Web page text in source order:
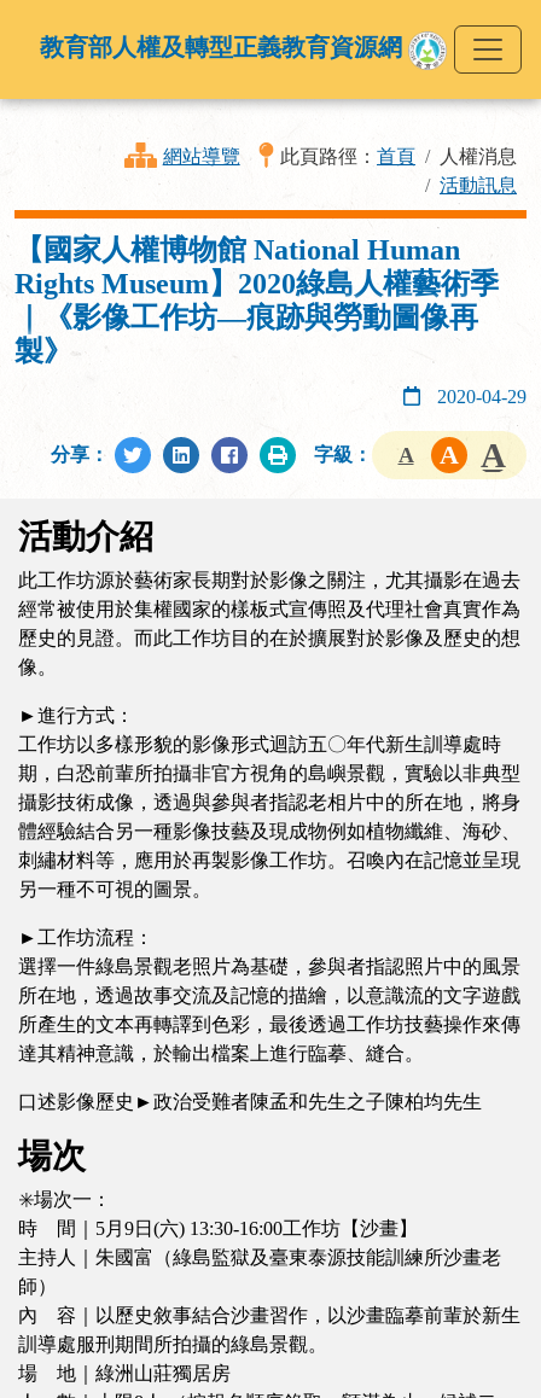
教育部人權及轉型正義教育資源網
網站導覽 此頁路徑： 首頁
人權消息
活動訊息
【國家人權博物館 National Human
Rights Museum】2020綠島人權藝術季
｜《影像工作坊—痕跡與勞動圖像再
製》
2020-04-29
分享： 字級：
活動介紹
此工作坊源於藝術家長期對於影像之關注，尤其攝影在過去
經常被使用於集權國家的樣板式宣傳照及代理社會真實作為
歷史的見證。而此工作坊目的在於擴展對於影像及歷史的想
像。
►進行方式：
工作坊以多樣形貌的影像形式迴訪五〇年代新生訓導處時
期，白恐前輩所拍攝非官方視角的島嶼景觀，實驗以非典型
攝影技術成像，透過與參與者指認老相片中的所在地，將身
體經驗結合另一種影像技藝及現成物例如植物纖維、海砂、
刺繡材料等，應用於再製影像工作坊。召喚內在記憶並呈現
另一種不可視的圖景。
►工作坊流程：
選擇一件綠島景觀老照片為基礎，參與者指認照片中的風景
所在地，透過故事交流及記憶的描繪，以意識流的文字遊戲
所產生的文本再轉譯到色彩，最後透過工作坊技藝操作來傳
達其精神意識，於輸出檔案上進行臨摹、縫合。
口述影像歷史►政治受難者陳孟和先生之子陳柏均先生
場次
✳️場次一：
時 間｜5月9日(六) 13:30-16:00工作坊【沙畫】
主持人｜朱國富（綠島監獄及臺東泰源技能訓練所沙畫老
師）
內 容｜以歷史敘事結合沙畫習作，以沙畫臨摹前輩於新生
訓導處服刑期間所拍攝的綠島景觀。
場 地｜綠洲山莊獨居房